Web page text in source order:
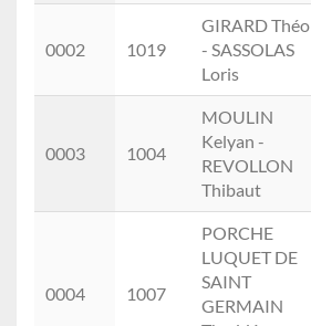
0002 1019
GIRARD Théo
- SASSOLAS
Loris
0003 1004
MOULIN
Kelyan -
REVOLLON
Thibaut
0004 1007
PORCHE
LUQUET DE
SAINT
GERMAIN